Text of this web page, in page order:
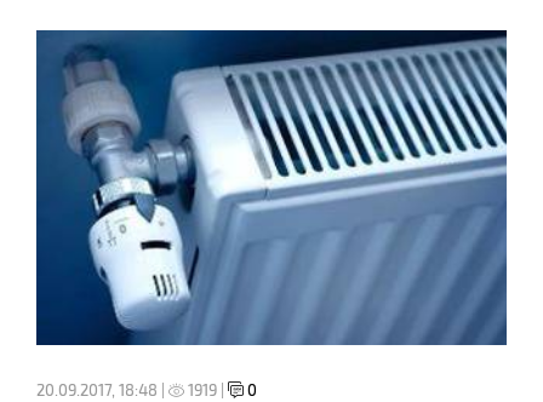
20.09.2017, 18:48 | 1919 | 0